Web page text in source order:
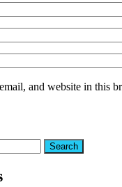
and website in this